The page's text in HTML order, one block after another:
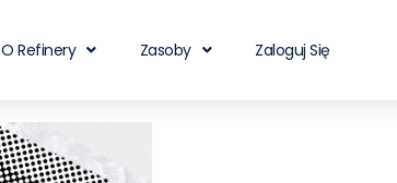
O Refinery Zasoby Zaloguj Się